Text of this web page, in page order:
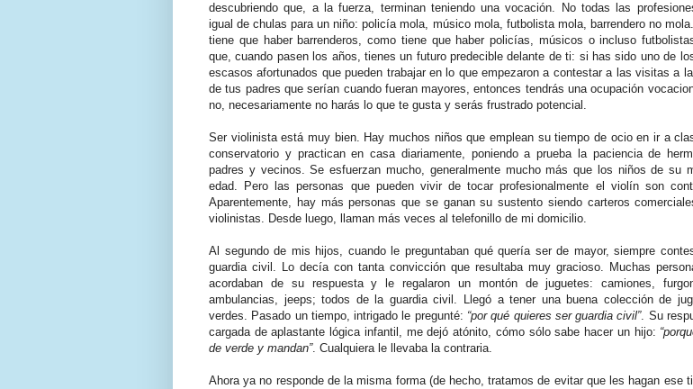
descubriendo que, a la fuerza, terminan teniendo una vocación. No todas las
igual de chulas para un niño: policía mola, músico mola, futbolista mola, barrendero no
tiene que haber barrenderos, como tiene que haber policías, músicos o incluso
que, cuando pasen los años, tienes un futuro predecible delante de ti: si has sido uno de
escasos afortunados que pueden trabajar en lo que empezaron a contestar a las visitas a
de tus padres que serían cuando fueran mayores, entonces tendrás una ocupación
no, necesariamente no harás lo que te gusta y serás frustrado potencial.
Ser violinista está muy bien. Hay muchos niños que emplean su tiempo de ocio en ir a
conservatorio y practican en casa diariamente, poniendo a prueba la paciencia de
padres y vecinos. Se esfuerzan mucho, generalmente mucho más que los niños de su
edad. Pero las personas que pueden vivir de tocar profesionalmente el violín son
Aparentemente, hay más personas que se ganan su sustento siendo carteros
violinistas. Desde luego, llaman más veces al telefonillo de mi domicilio.
Al segundo de mis hijos, cuando le preguntaban qué quería ser de mayor, siempre
guardia civil. Lo decía con tanta convicción que resultaba muy gracioso. Muchas
acordaban de su respuesta y le regalaron un montón de juguetes: camiones,
ambulancias, jeeps; todos de la guardia civil. Llegó a tener una buena colección de
verdes. Pasado un tiempo, intrigado le pregunté: “por qué quieres ser guardia civil”. Su
cargada de aplastante lógica infantil, me dejó atónito, cómo sólo sabe hacer un hijo:
de verde y mandan”. Cualquiera le llevaba la contraria.
Ahora ya no responde de la misma forma (de hecho, tratamos de evitar que les hagan ese